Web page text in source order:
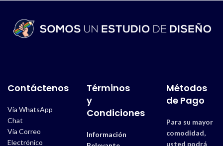
Contáctenos
Vía WhatsApp
Chat
Vía Correo
Electrónico
Términos
y
Condiciones
Información
Métodos
de Pago
Para su mayor
comodidad,
usted podrá